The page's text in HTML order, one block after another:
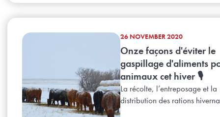
26 NOVEMBER 2020
Onze façons d'éviter le
gaspillage d'aliments
animaux cet hiver 🎙️
La récolte, l’entreposage et la
distribution des rations